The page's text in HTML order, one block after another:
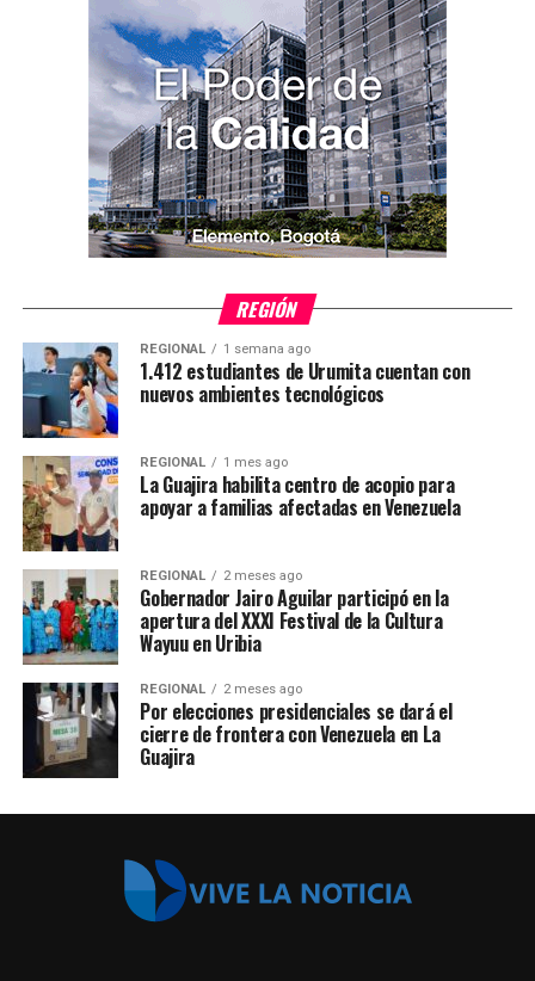
REGIÓN
REGIONAL 1 semana ago
1.412 estudiantes de Urumita cuentan con
nuevos ambientes tecnológicos
REGIONAL 1 mes ago
La Guajira habilita centro de acopio para
apoyar a familias afectadas en Venezuela
REGIONAL 2 meses ago
Gobernador Jairo Aguilar participó en la
apertura del XXXI Festival de la Cultura
Wayuu en Uribia
REGIONAL 2 meses ago
Por elecciones presidenciales se dará el
cierre de frontera con Venezuela en La
Guajira